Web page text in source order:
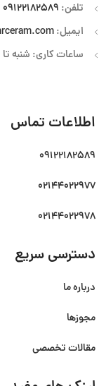
تلفن: 09122182589
ایمیل:
ساعات کاری: شنبه تا پنج
اطلاعات تماس
09122182589
02144022977
02144022978
دسترسی سریع
درباره ما
مجوزها
مقالات تخصصی